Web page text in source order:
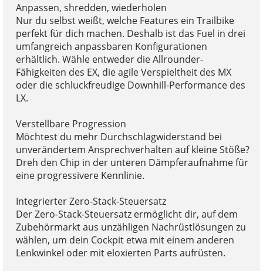
Anpassen, shredden, wiederholen
Nur du selbst weißt, welche Features ein Trailbike
perfekt für dich machen. Deshalb ist das Fuel in drei
umfangreich anpassbaren Konfigurationen
erhältlich. Wähle entweder die Allrounder-
Fähigkeiten des EX, die agile Verspieltheit des MX
oder die schluckfreudige Downhill-Performance des
LX.
Verstellbare Progression
Möchtest du mehr Durchschlagwiderstand bei
unverändertem Ansprechverhalten auf kleine Stöße?
Dreh den Chip in der unteren Dämpferaufnahme für
eine progressivere Kennlinie.
Integrierter Zero-Stack-Steuersatz
Der Zero-Stack-Steuersatz ermöglicht dir, auf dem
Zubehörmarkt aus unzähligen Nachrüstlösungen zu
wählen, um dein Cockpit etwa mit einem anderen
Lenkwinkel oder mit eloxierten Parts aufrüsten.